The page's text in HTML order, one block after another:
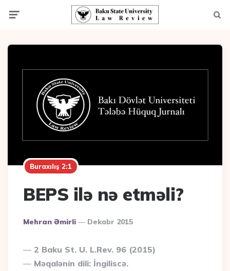
Buraxılış 2:1
BEPS ilə nə etməli?
Posted
Mehran Əmirli Dekabr 2015
2 Baku St. U. L.Rev. 96 (2015)
Məqalənin dili: İngiliscə.